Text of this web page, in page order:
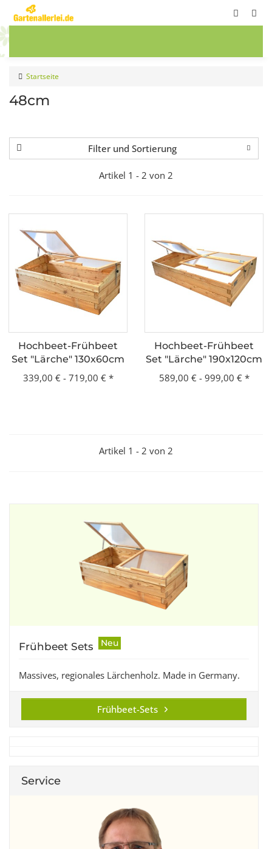
Startseite
48cm
Filter und Sortierung
Artikel 1 - 2 von 2
Hochbeet-Frühbeet
Set "Lärche" 130x60cm
339,00 € - 719,00 € *
Hochbeet-Frühbeet
Set "Lärche" 190x120cm
589,00 € - 999,00 € *
Artikel 1 - 2 von 2
Frühbeet Sets Neu
Massives, regionales Lärchenholz. Made in Germany.
Frühbeet-Sets
Service